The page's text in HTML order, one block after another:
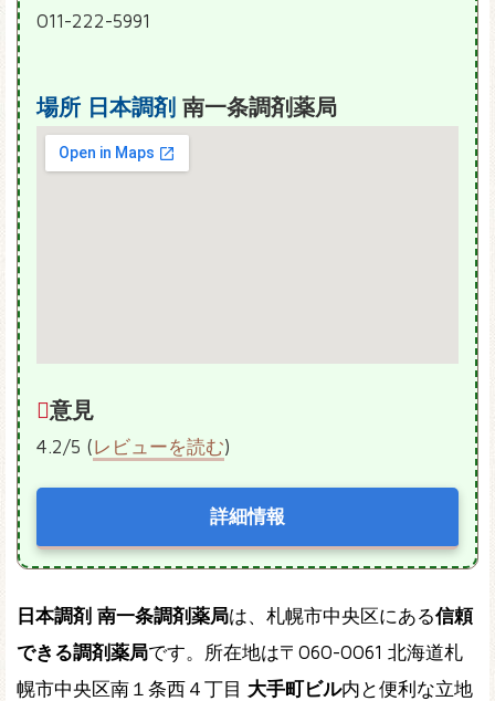
011-222-5991
場所 日本調剤 南一条調剤薬局
意見
4.2/5 (レビューを読む)
詳細情報
日本調剤 南一条調剤薬局は、札幌市中央区にある信頼
できる調剤薬局です。所在地は〒060-0061 北海道札
幌市中央区南１条西４丁目 大手町ビル内と便利な立地